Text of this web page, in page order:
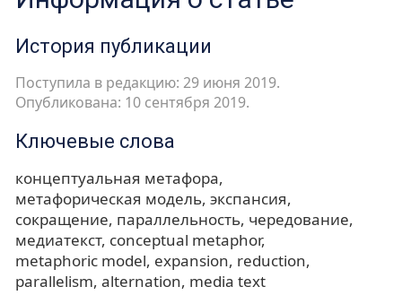
История публикации
Поступила в редакцию: 29 июня 2019.
Опубликована: 10 сентября 2019.
Ключевые слова
концептуальная метафора
метафорическая модель экспансия
сокращение параллельность чередование
медиатекст conceptual metaphor
metaphoric model expansion reduction
parallelism alternation media text